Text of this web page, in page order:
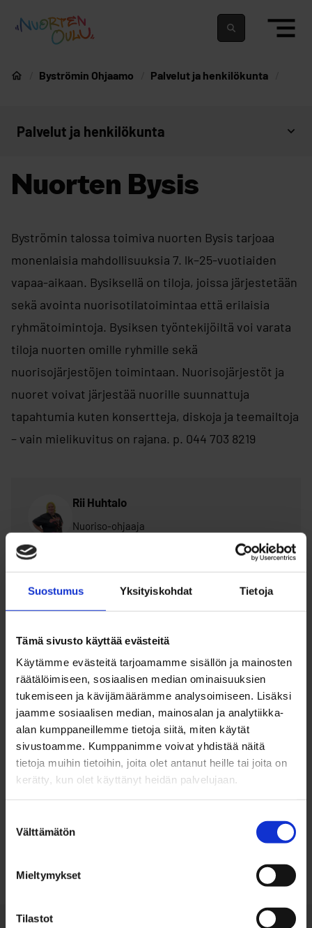
Suostumus Yksityiskohdat Tietoja
Tämä sivusto käyttää evästeitä
Käytämme evästeitä tarjoamamme sisällön ja mainosten
räätälöimiseen, sosiaalisen median ominaisuuksien
tukemiseen ja kävijämäärämme analysoimiseen. Lisäksi
jaamme sosiaalisen median, mainosalan ja analytiikka-
alan kumppaneillemme tietoja siitä, miten käytät
sivustoamme. Kumppanimme voivat yhdistää näitä
tietoja muihin tietoihin, joita olet antanut heille tai joita on
kerätty, kun olet käyttänyt heidän palvelujaan.
valinta
Välttämätön
Mieltymykset
Tilastot
Nuortenoulu.fi etusivu
Nuorten Oulu
Byströmin Ohjaamo Palvelut ja henkilökunta
Avaa sivujen valikko
Palvelut ja henkilökunta
Nuorten Bysis
Byströmin talossa toimiva nuorten Bysis tarjoaa
monenlaisia mahdollisuuksia 7. lk–25-vuotiaiden
vapaa-aikaan. Bysiksellä on tiloja, joissa järjestetään
sekä avointa nuorisotilatoimintaa että erilaisia
ryhmätoimintoja. Bysiksen työntekijöiltä voi varata
tiloja nuorten omille ryhmille sekä
nuorisojärjestöjen toimintaan. Nuorisojärjestöt ja
nuoret voivat järjestää nuorille suunnattuja
tapahtumia kuten konsertteja, diskoja ja teemailtoja
– vain mielikuvitus on rajana. p. 044 703 8219
Rii Huhtalo
Nuoriso-ohjaaja
rii.huhtalo@ouka.fi
Takaisin ylös